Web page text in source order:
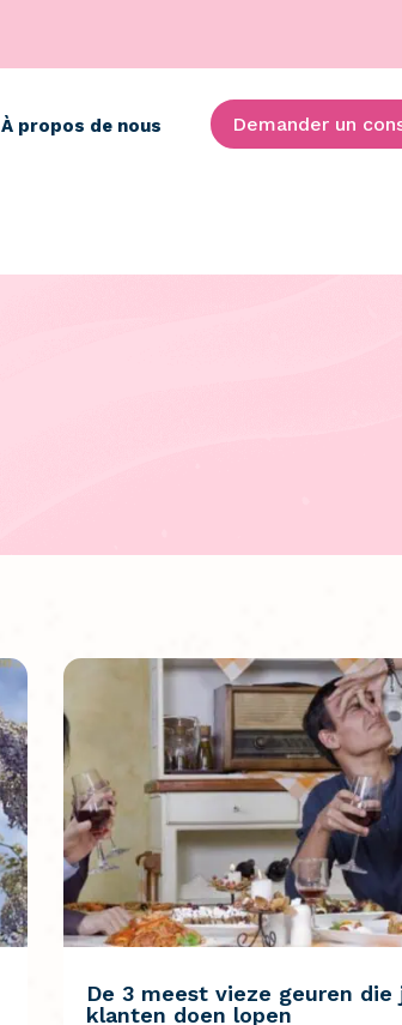
À propos de nous Demander un
De 3 meest vieze geuren die
klanten doen lopen